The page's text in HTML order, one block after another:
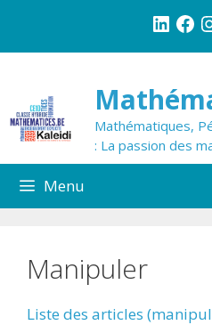
contenu
LinkedIn
Mathématiques,
: La passion des
Menu
Manipuler
Liste des articles